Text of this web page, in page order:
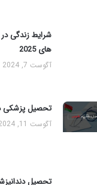
شرایط زندگی
های 2025
آگوست 7, 2024
تحصیل پزشکی
آگوست 11, 2024
تحصیل